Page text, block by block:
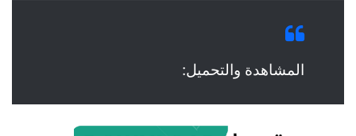
المشاهدة والتحميل: